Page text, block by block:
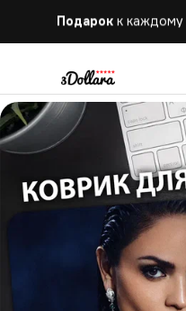
Бесплатная